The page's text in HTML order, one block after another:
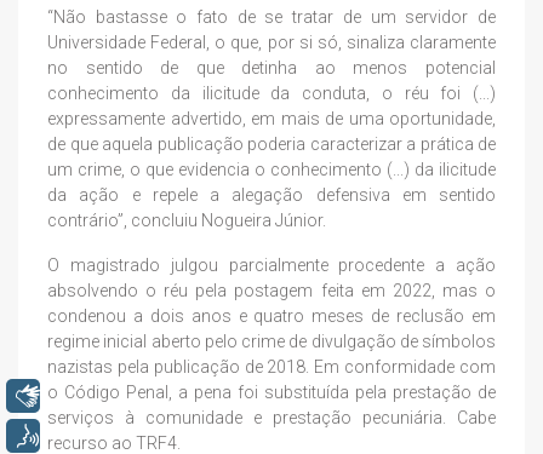
“Não bastasse o fato de se tratar de um servidor de
Universidade Federal, o que, por si só, sinaliza claramente
no sentido de que detinha ao menos potencial
conhecimento da ilicitude da conduta, o réu foi (...)
expressamente advertido, em mais de uma oportunidade,
de que aquela publicação poderia caracterizar a prática de
um crime, o que evidencia o conhecimento (...) da ilicitude
da ação e repele a alegação defensiva em sentido
contrário”, concluiu Nogueira Júnior.
O magistrado julgou parcialmente procedente a ação
absolvendo o réu pela postagem feita em 2022, mas o
condenou a dois anos e quatro meses de reclusão em
regime inicial aberto pelo crime de divulgação de símbolos
nazistas pela publicação de 2018. Em conformidade com
o Código Penal, a pena foi substituída pela prestação de
serviços à comunidade e prestação pecuniária. Cabe
recurso ao TRF4.
Libras
Voz